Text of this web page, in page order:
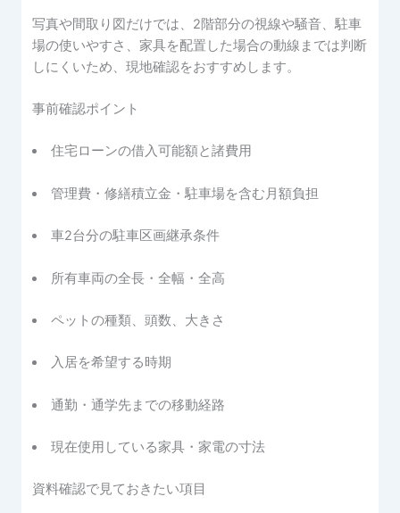
写真や間取り図だけでは、2階部分の視線や騒音、駐車
場の使いやすさ、家具を配置した場合の動線までは判断
しにくいため、現地確認をおすすめします。
事前確認ポイント
住宅ローンの借入可能額と諸費用
管理費・修繕積立金・駐車場を含む月額負担
車2台分の駐車区画継承条件
所有車両の全長・全幅・全高
ペットの種類、頭数、大きさ
入居を希望する時期
通勤・通学先までの移動経路
現在使用している家具・家電の寸法
資料確認で見ておきたい項目